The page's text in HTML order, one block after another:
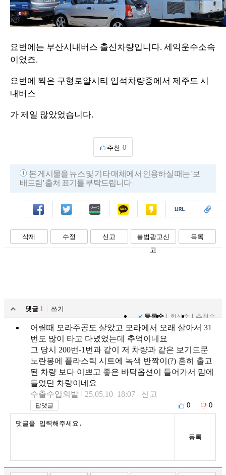
요번에는 부산시내버스 출신차량입니다. 세익운수소속
이었죠.
요번에 찍은 구형로얄시티 입석차량중에서 제주도 시
내버스
가 제일 많았었습니다.
추천 0
본 게시물을 뉴스 및 기타 매체에서 인용하실 때는 '보
배드림' 출처 표기를 부탁드립니다
페북 트윗 밴드 카톡 카스 복사 스크랩
삭제 수정 신고
불법광고신
고
목록
댓글 1
쓰기
등록순
최신순 추천순
어릴때 모라주공도 살았고 모라에서 오래 살아서 31
번도 많이 타고 다녔었는데 추억이네요
그 당시 200번-1번과 같이 저 차량과 같은 보기드문
노란봉에 플라스틱 시트에 녹색 반짝이(?) 흔히 출고
된 차량 보다 이쁘고 좋은 바닥옵션이 들어가서 맘에
들었던 차량이네요
수출수입의발
25.05.10 18:07 신고
답댓글 0 0
등록